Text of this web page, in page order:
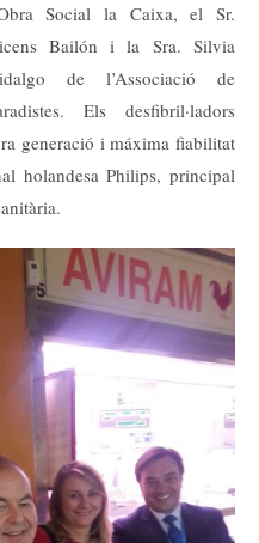
Social la Caixa, el Sr.
Bailón i la Sra. Silvia
de l’Associació de
Els desfibril·ladors
generació i máxima fiabilitat
holandesa Philips, principal